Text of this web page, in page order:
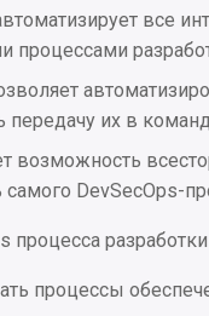
все
передачу их в
возможность
DevSecOps-
процесса
процессы